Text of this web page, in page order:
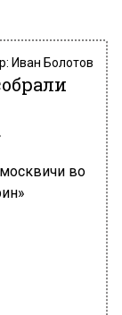
Иван Болотов